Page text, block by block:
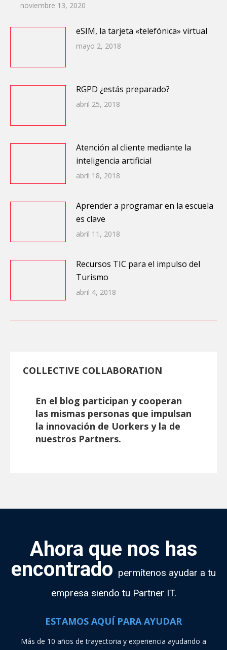
noviembre 13, 2020
eSIM, la tarjeta «telefónica» virtual
mayo 2, 2018
RGPD ¿estás preparado?
abril 25, 2018
Atención al cliente mediante la
inteligencia artificial
abril 18, 2018
Aprender a programar en la escuela
es clave
abril 11, 2018
Recursos TIC para el impulso del
Turismo
abril 4, 2018
COLLECTIVE COLLABORATION
En el blog participan y cooperan
las mismas personas que impulsan
la innovación de Uorkers y la de
nuestros Partners.
Ahora que nos has
encontrado permítenos ayudar a tu
empresa siendo tu Partner IT.
ESTAMOS AQUÍ PARA AYUDAR
Más de 10 años de trayectoria y experiencia ayudando a